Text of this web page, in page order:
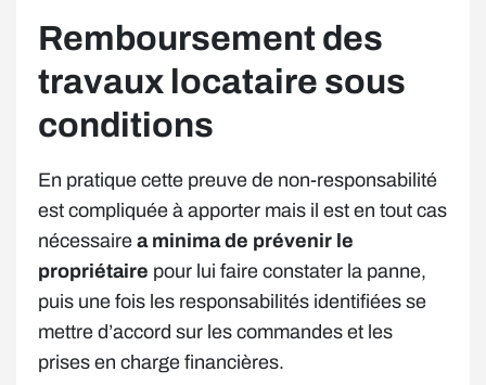
Remboursement des
travaux locataire sous
conditions
En pratique cette preuve de non-responsabilité
est compliquée à apporter mais il est en tout cas
nécessaire a minima de prévenir le
propriétaire pour lui faire constater la panne,
puis une fois les responsabilités identifiées se
mettre d’accord sur les commandes et les
prises en charge financières.